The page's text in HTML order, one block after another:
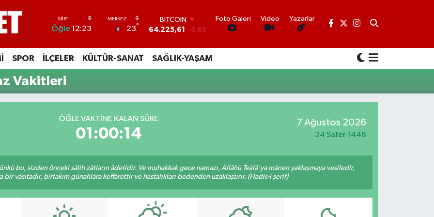
Öğle 12:23 23°
BITCOIN
64.225,61
-0.63
47,7143 0.16
EURO
55,0317 -0.02
GRAM ALTIN
Foto Galeri Video Yazarlar
SPOR İLÇELER KÜLTÜR-SANAT SAĞLIK-YAŞAM
Vakitleri
ÖĞLE VAKTINE KALAN SÜRE
01:00:14
7 Ağustos 2026
24 Safer 1448
bu, sizden önceki sâlih zâtların âdetidir. Ve muhakkak gece namazı, Allâhü Teâlâ'ya mânen yaklaşmaya vesîledir,
vâsıtadır, birtakım günahlara keffârettir ve hastalıkları bedenden uzaklaştırır. (Hadis-i şerif)